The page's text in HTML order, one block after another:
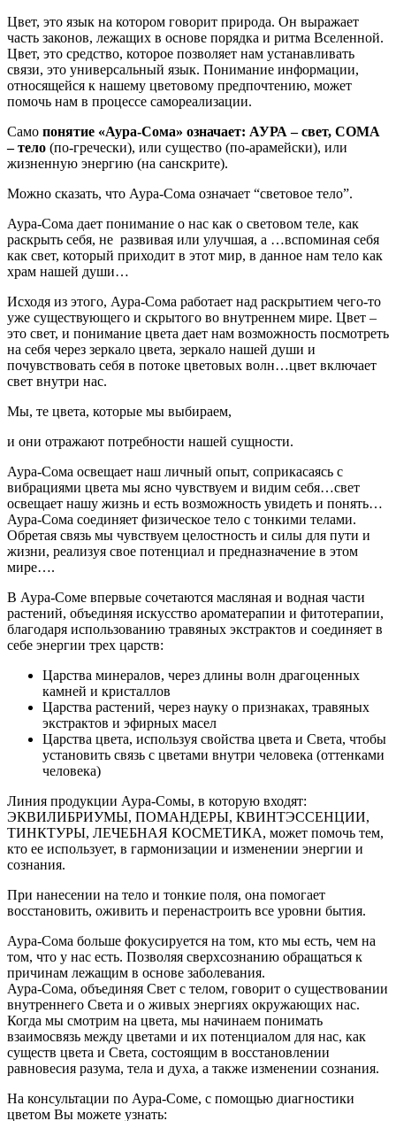
Цвет, это язык на котором говорит природа. Он выражает
часть законов, лежащих в основе порядка и ритма Вселенной.
Цвет, это средство, которое позволяет нам устанавливать
связи, это универсальный язык. Понимание информации,
относящейся к нашему цветовому предпочтению, может
помочь нам в процессе самореализации.
Само понятие «Аура-Сома» означает: АУРА – свет, СОМА
– тело (по-гречески), или существо (по-арамейски), или
жизненную энергию (на санскрите).
Можно сказать, что Аура-Сома означает “световое тело”.
Аура-Сома дает понимание о нас как о световом теле, как
раскрыть себя, не развивая или улучшая, а …вспоминая себя
как свет, который приходит в этот мир, в данное нам тело как
храм нашей души…
Исходя из этого, Аура-Сома работает над раскрытием чего-то
уже существующего и скрытого во внутреннем мире. Цвет –
это свет, и понимание цвета дает нам возможность посмотреть
на себя через зеркало цвета, зеркало нашей души и
почувствовать себя в потоке цветовых волн…цвет включает
свет внутри нас.
Мы, те цвета, которые мы выбираем,
и они отражают потребности нашей сущности.
Аура-Сома освещает наш личный опыт, соприкасаясь с
вибрациями цвета мы ясно чувствуем и видим себя…свет
освещает нашу жизнь и есть возможность увидеть и понять…
Аура-Сома соединяет физическое тело с тонкими телами.
Обретая связь мы чувствуем целостность и силы для пути и
жизни, реализуя свое потенциал и предназначение в этом
мире….
В Аура-Соме впервые сочетаются масляная и водная части
растений, объединяя искусство ароматерапии и фитотерапии,
благодаря использованию травяных экстрактов и соединяет в
себе энергии трех царств:
Царства минералов, через длины волн драгоценных
камней и кристаллов
Царства растений, через науку о признаках, травяных
экстрактов и эфирных масел
Царства цвета, используя свойства цвета и Света, чтобы
установить связь с цветами внутри человека (оттенками
человека)
Линия продукции Аура-Сомы, в которую входят:
ЭКВИЛИБРИУМЫ, ПОМАНДЕРЫ, КВИНТЭССЕНЦИИ,
ТИНКТУРЫ, ЛЕЧЕБНАЯ КОСМЕТИКА, может помочь тем,
кто ее использует, в гармонизации и изменении энергии и
сознания.
При нанесении на тело и тонкие поля, она помогает
восстановить, оживить и перенастроить все уровни бытия.
Аура-Сома больше фокусируется на том, кто мы есть, чем на
том, что у нас есть. Позволяя сверхсознанию обращаться к
причинам лежащим в основе заболевания.
Аура-Сома, объединяя Свет с телом, говорит о существовании
внутреннего Света и о живых энергиях окружающих нас.
Когда мы смотрим на цвета, мы начинаем понимать
взаимосвязь между цветами и их потенциалом для нас, как
существ цвета и Света, состоящим в восстановлении
равновесия разума, тела и духа, а также изменении сознания.
На консультации по Аура-Соме, с помощью диагностики
цветом Вы можете узнать: